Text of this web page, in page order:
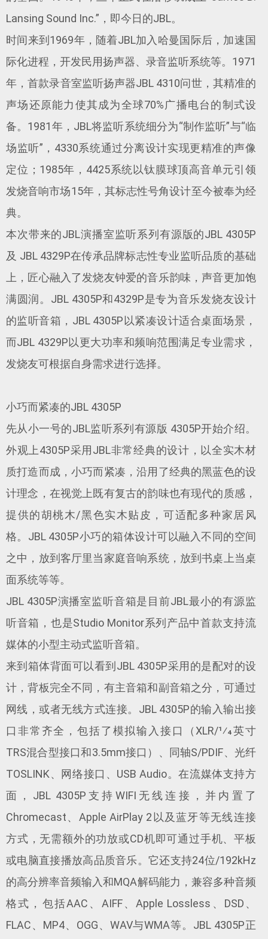
Lansing Sound Inc.”，即今日的JBL。
时间来到1969年，随着JBL加入哈曼国际后，加速国
际化进程，开发民用扬声器、录音监听系统等。1971
年，首款录音室监听扬声器JBL 4310问世，其精准的
声场还原能力使其成为全球70%广播电台的制式设
备。1981年，JBL将监听系统细分为“制作监听”与“临
场监听”，4330系统通过分离设计实现更精准的声像
定位；1985年，4425系统以钛膜球顶高音单元引领
发烧音响市场15年，其标志性号角设计至今被奉为经
典。
本次带来的JBL演播室监听系列有源版的JBL 4305P
及 JBL 4329P在传承品牌标志性专业监听品质的基础
上，匠心融入了发烧友钟爱的音乐韵味，声音更加饱
满圆润。JBL 4305P和4329P是专为音乐发烧友设计
的监听音箱，JBL 4305P以紧凑设计适合桌面场景，
而JBL 4329P以更大功率和频响范围满足专业需求，
发烧友可根据自身需求进行选择。
小巧而紧凑的JBL 4305P
先从小一号的JBL监听系列有源版 4305P开始介绍。
外观上4305P采用JBL非常经典的设计，以全实木材
质打造而成，小巧而紧凑，沿用了经典的黑蓝色的设
计理念，在视觉上既有复古的韵味也有现代的质感，
提供的胡桃木/黑色实木贴皮，可适配多种家居风
格。JBL 4305P小巧的箱体设计可以融入不同的空间
之中，放到客厅里当家庭音响系统，放到书桌上当桌
面系统等等。
JBL 4305P演播室监听音箱是目前JBL最小的有源监
听音箱，也是Studio Monitor系列产品中首款支持流
媒体的小型主动式监听音箱。
来到箱体背面可以看到JBL 4305P采用的是配对的设
计，背板完全不同，有主音箱和副音箱之分，可通过
网线，或者无线方式连接。JBL 4305P的输入输出接
口非常齐全，包括了模拟输入接口（XLR/1⁄4英寸
TRS混合型接口和3.5mm接口）、同轴S/PDIF、光纤
TOSLINK、网络接口、USB Audio。在流媒体支持方
面，JBL 4305P支持WIFI无线连接，并内置了
Chromecast、Apple AirPlay 2以及蓝牙等无线连接
方式，无需额外的功放或CD机即可通过手机、平板
或电脑直接播放高品质音乐。它还支持24位/192kHz
的高分辨率音频输入和MQA解码能力，兼容多种音频
格式，包括AAC、AIFF、Apple Lossless、DSD、
FLAC、MP4、OGG、WAV与WMA等。JBL 4305P正